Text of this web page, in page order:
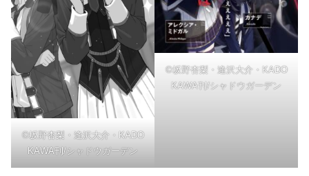
©坂野杏梨・逢沢大介・KADO
KAWA刊/シャドウガーデン
©坂野杏梨・逢沢大介・KADO
KAWA刊/シャドウガーデン